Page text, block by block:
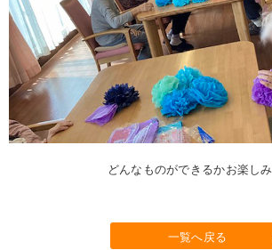
どんなものができるかお楽し
一覧へ戻る